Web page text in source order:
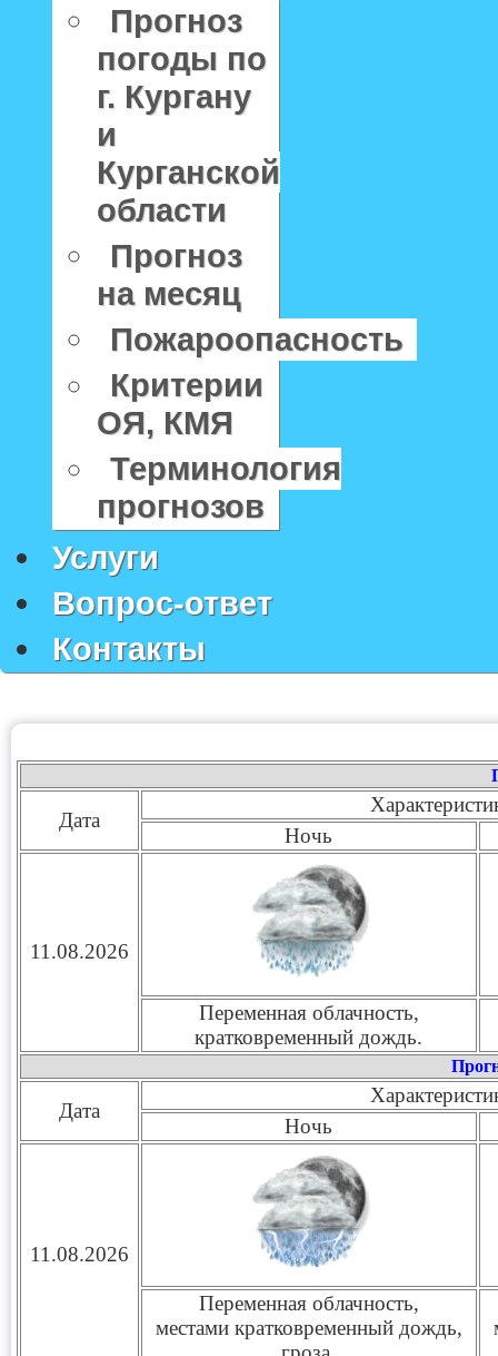
Прогноз
погоды по
г. Кургану
и
Курганской
области
Прогноз
на месяц
Пожароопасность
Критерии
ОЯ, КМЯ
Терминология
прогнозов
Услуги
Вопрос-ответ
Контакты
Дата
Ночь
11.08.2026
Переменная облачность,
кратковременный дождь.
Дата
Ночь
11.08.2026
Переменная облачность,
местами кратковременный дождь,